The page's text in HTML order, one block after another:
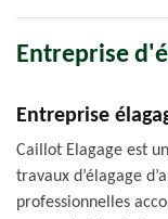
Entreprise
Entreprise
Caillot Elagage est
travaux d’élagage
professionnelles